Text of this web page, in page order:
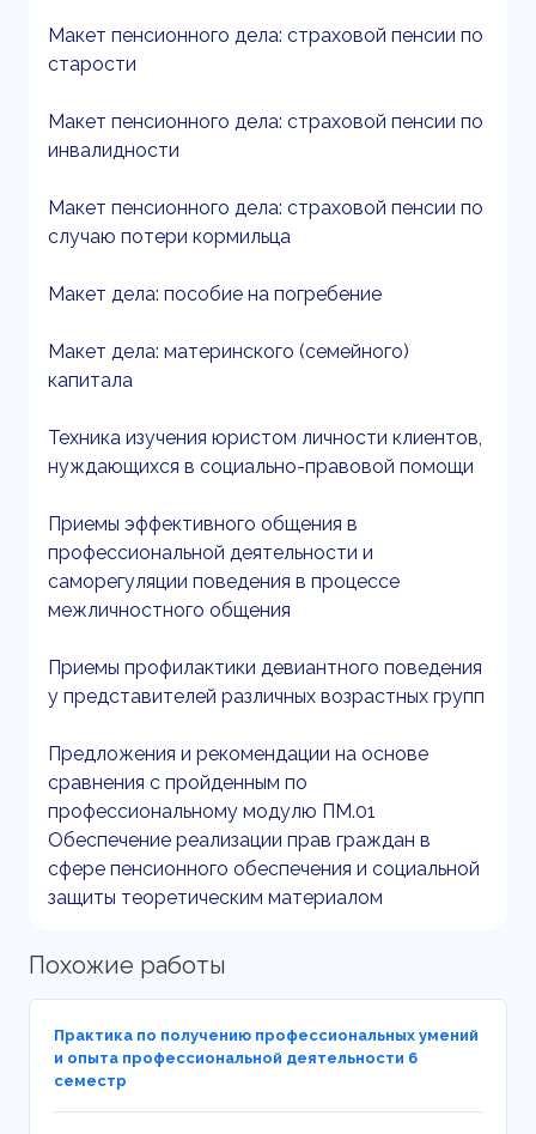
Макет пенсионного дела: страховой пенсии по
старости
Макет пенсионного дела: страховой пенсии по
инвалидности
Макет пенсионного дела: страховой пенсии по
случаю потери кормильца
Макет дела: пособие на погребение
Макет дела: материнского (семейного)
капитала
Техника изучения юристом личности клиентов,
нуждающихся в социально-правовой помощи
Приемы эффективного общения в
профессиональной деятельности и
саморегуляции поведения в процессе
межличностного общения
Приемы профилактики девиантного поведения
у представителей различных возрастных групп
Предложения и рекомендации на основе
сравнения с пройденным по
профессиональному модулю ПМ.01
Обеспечение реализации прав граждан в
сфере пенсионного обеспечения и социальной
защиты теоретическим материалом
Похожие работы
Практика по получению профессиональных умений
и опыта профессиональной деятельности 6
семестр